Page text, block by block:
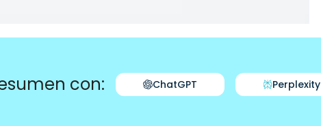
con: ChatGPT Perplexity